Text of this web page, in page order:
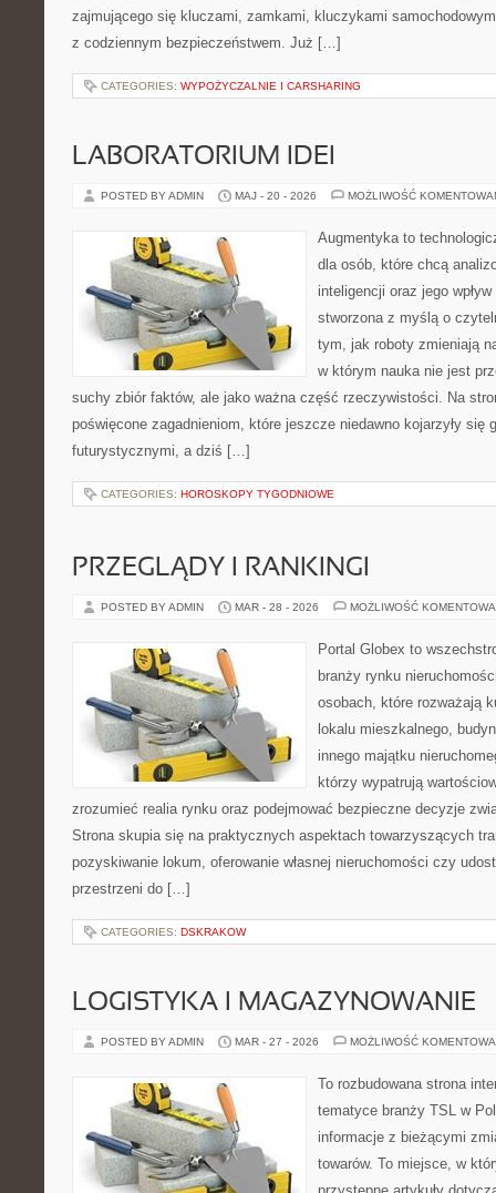
zajmującego się kluczami, zamkami, kluczykami
z codziennym bezpieczeństwem. Już […]
CATEGORIES: WYPOŻYCZALNIE I CARSHARING
LABORATORIUM IDEI
POSTED BY ADMIN MAJ - 20 - 2026 MOŻLIWOŚĆ
Augmentyka to
dla osób, które chcą
inteligencji oraz jego
stworzona z myślą o
tym, jak roboty zmieniają
w którym nauka nie jest
suchy zbiór faktów, ale jako ważna część rzeczywistości. Na
poświęcone zagadnieniom, które jeszcze niedawno kojarzyły się
futurystycznymi, a dziś […]
CATEGORIES: HOROSKOPY TYGODNIOWE
PRZEGLĄDY I RANKINGI
POSTED BY ADMIN MAR - 28 - 2026 MOŻLIWOŚĆ
Portal Globex to
branży rynku
osobach, które rozważają
lokalu mieszkalnego,
innego majątku
którzy wypatrują
zrozumieć realia rynku oraz podejmować bezpieczne decyzje
Strona skupia się na praktycznych aspektach towarzyszących
pozyskiwanie lokum, oferowanie własnej nieruchomości czy
przestrzeni do […]
CATEGORIES: DSKRAKOW
LOGISTYKA I MAGAZYNOWANIE
POSTED BY ADMIN MAR - 27 - 2026 MOŻLIWOŚĆ
To rozbudowana strona
tematyce branży TSL w
informacje z bieżącymi
towarów. To miejsce, w